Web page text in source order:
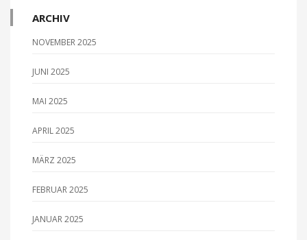
ARCHIV
NOVEMBER 2025
JUNI 2025
MAI 2025
APRIL 2025
MÄRZ 2025
FEBRUAR 2025
JANUAR 2025